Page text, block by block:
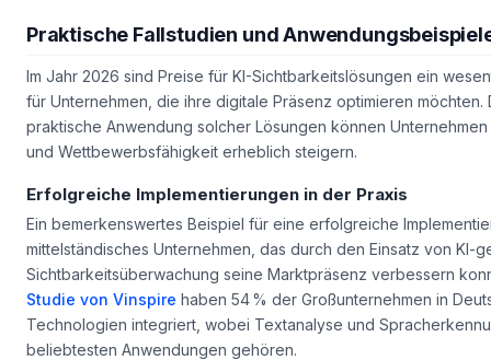
Praktische Fallstudien und
Im Jahr 2026 sind Preise für KI-Sichtbarkeitslösungen ein
für Unternehmen, die ihre digitale Präsenz optimieren möchten.
praktische Anwendung solcher Lösungen können
und Wettbewerbsfähigkeit erheblich steigern.
Erfolgreiche Implementierungen in der Praxis
Ein bemerkenswertes Beispiel für eine erfolgreiche
mittelständisches Unternehmen, das durch den Einsatz von KI-
Sichtbarkeitsüberwachung seine Marktpräsenz verbessern
Studie von Vinspire haben 54 % der Großunternehmen in
Technologien integriert, wobei Textanalyse und
beliebtesten Anwendungen gehören.